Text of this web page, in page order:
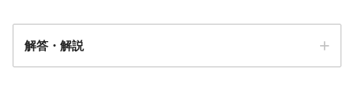
解答・解説